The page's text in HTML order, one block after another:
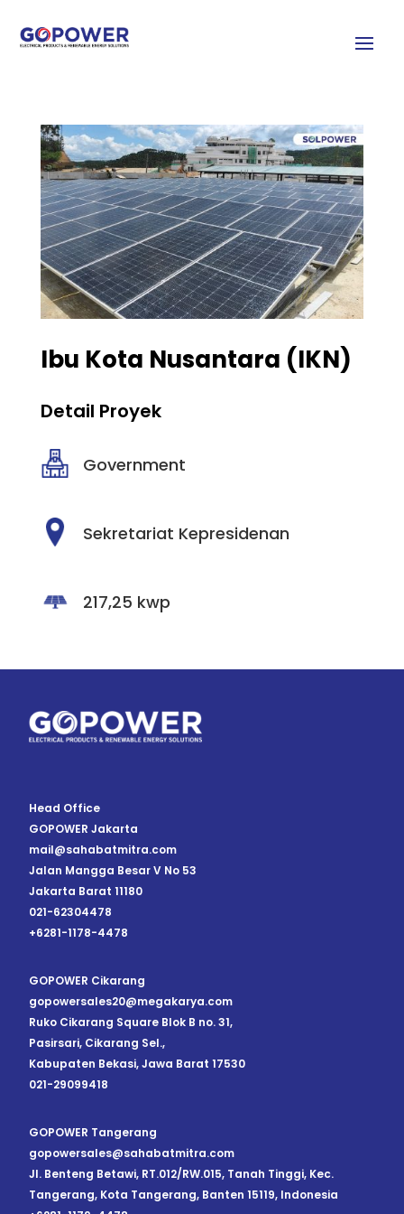
Ibu Kota Nusantara (IKN)
Detail Proyek
Government
Sekretariat Kepresidenan
217,25 kwp
Head Office
GOPOWER Jakarta
mail@sahabatmitra.com
Jalan Mangga Besar V No 53
Jakarta Barat 11180
021-62304478
+6281-1178-4478
GOPOWER Cikarang
gopowersales20@megakarya.com
Ruko Cikarang Square Blok B no. 31,
Pasirsari, Cikarang Sel.,
Kabupaten Bekasi, Jawa Barat 17530
021-29099418
GOPOWER Tangerang
gopowersales@sahabatmitra.com
Jl. Benteng Betawi, RT.012/RW.015, Tanah Tinggi, Kec.
Tangerang, Kota Tangerang, Banten 15119, Indonesia